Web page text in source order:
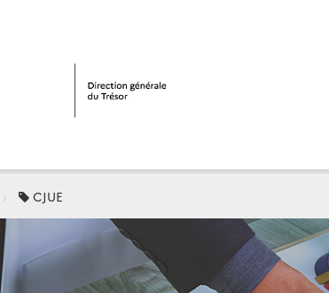
CJUE